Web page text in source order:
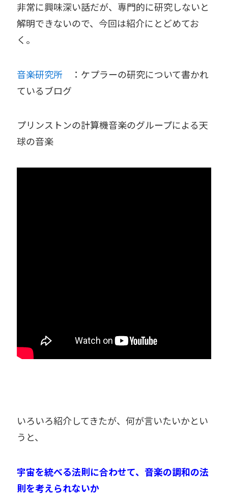
非常に興味深い話だが、専門的に研究しないと
解明できないので、今回は紹介にとどめてお
く。
音楽研究所 ：ケプラーの研究について書かれ
ているブログ
プリンストンの計算機音楽のグループによる天
球の音楽
いろいろ紹介してきたが、何が言いたいかとい
うと、
宇宙を統べる法則に合わせて、音楽の調和の法
則を考えられないか